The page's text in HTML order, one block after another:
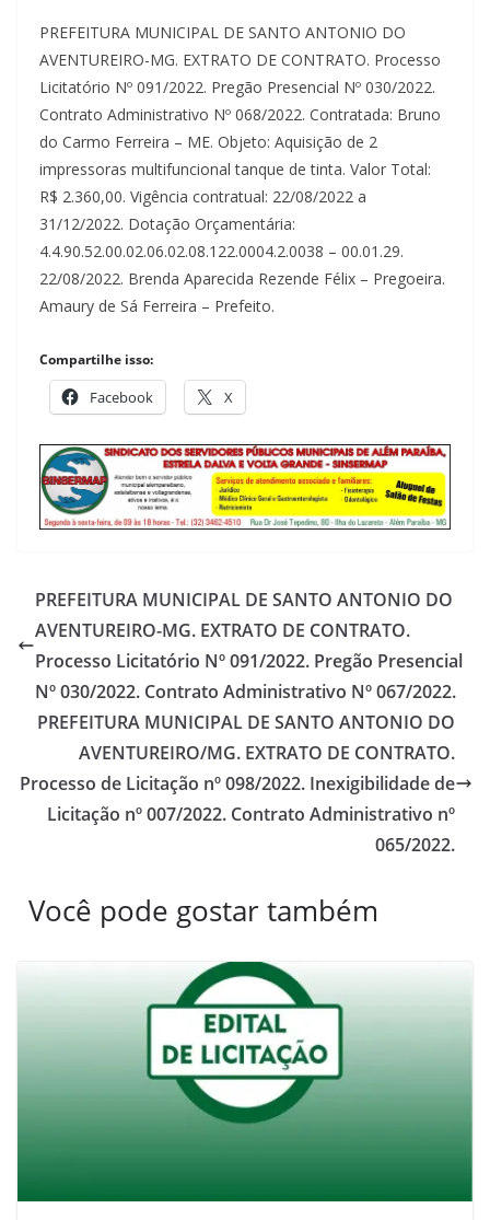
PREFEITURA MUNICIPAL DE SANTO ANTONIO DO
AVENTUREIRO-MG. EXTRATO DE CONTRATO. Processo
Licitatório Nº 091/2022. Pregão Presencial Nº 030/2022.
Contrato Administrativo Nº 068/2022. Contratada: Bruno
do Carmo Ferreira – ME. Objeto: Aquisição de 2
impressoras multifuncional tanque de tinta. Valor Total:
R$ 2.360,00. Vigência contratual: 22/08/2022 a
31/12/2022. Dotação Orçamentária:
4.4.90.52.00.02.06.02.08.122.0004.2.0038 – 00.01.29.
22/08/2022. Brenda Aparecida Rezende Félix – Pregoeira.
Amaury de Sá Ferreira – Prefeito.
Compartilhe isso:
Facebook X
PREFEITURA MUNICIPAL DE SANTO ANTONIO DO
AVENTUREIRO-MG. EXTRATO DE CONTRATO.
Processo Licitatório Nº 091/2022. Pregão Presencial
Nº 030/2022. Contrato Administrativo Nº 067/2022.
PREFEITURA MUNICIPAL DE SANTO ANTONIO DO
AVENTUREIRO/MG. EXTRATO DE CONTRATO.
Processo de Licitação nº 098/2022. Inexigibilidade de
Licitação nº 007/2022. Contrato Administrativo nº
065/2022.
Você pode gostar também